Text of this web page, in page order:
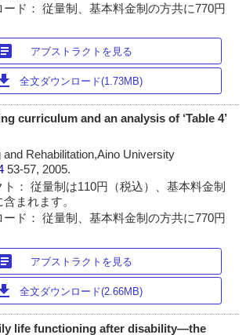
ド： 従量制、基本料金制の方共に770円
アブストラクトを見る
全文ダウンロード(1.73MB)
curriculum and an analysis of ‘Table 4’
Rehabilitation,Aino University
53-57, 2005.
： 従量制は110円（税込）、基本料金制
まれます。
ド： 従量制、基本料金制の方共に770円
アブストラクトを見る
全文ダウンロード(2.66MB)
life functioning after disability―the